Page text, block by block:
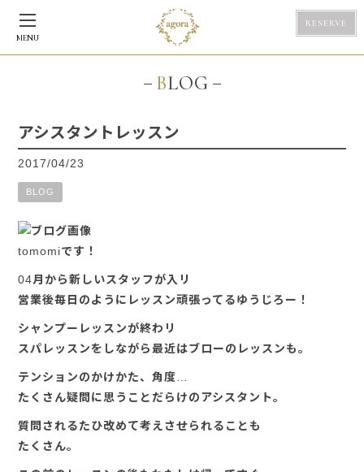
MENU
RESERVE
BLOG
アシスタントレッスン
2017/04/23
BLOG
tomomiです！
04月から新しいスタッフが入リ
営業後毎日のようにレッスン頑張ってるゆうじろー！
シャンプーレッスンが終わリ
スパレッスンをしながら最近はブローのレッスンも。
テンションのかけかた、角度…
たくさん疑問に思うことだらけのアシスタント。
質問されるたひ改めて考えさせられることも
たくさん。